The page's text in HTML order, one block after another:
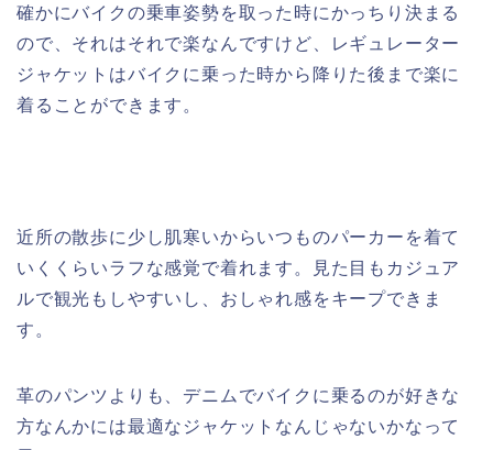
確かにバイクの乗車姿勢を取った時にかっちり決まる
ので、それはそれで楽なんですけど、レギュレーター
ジャケットはバイクに乗った時から降りた後まで楽に
着ることができます。
近所の散歩に少し肌寒いからいつものパーカーを着て
いくくらいラフな感覚で着れます。見た目もカジュア
ルで観光もしやすいし、おしゃれ感をキープできま
す。
革のパンツよりも、デニムでバイクに乗るのが好きな
方なんかには最適なジャケットなんじゃないかなって